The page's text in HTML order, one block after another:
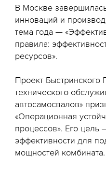
В Москве
инноваций и
тема года —
правила:
ресурсов».
Проект
технического
автосамосвалов»
«Операционная
процессов». Его цель
эффективности для
мощностей комбината.